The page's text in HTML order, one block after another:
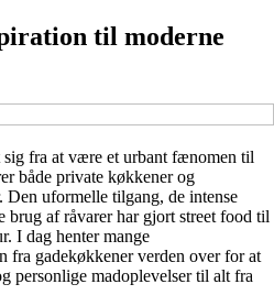
til moderne
fra at være et urbant fænomen til
både private køkkener og
Den uformelle tilgang, de intense
brug af råvarer har gjort street food til
I dag henter mange
fra gadekøkkener verden over for at
personlige madoplevelser til alt fra